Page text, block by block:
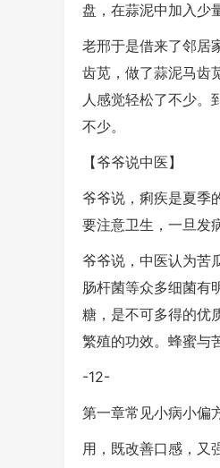
盘，在蒜泥中加入少
老邢于是借来了邻居
齿苋，做了蒜泥马齿
人感觉轻松了不少。
不少。
【爷爷说中医】
爷爷说，痢疾是夏季
要注意卫生，一旦发
爷爷说，中医认为苦
肠杆菌等众多细菌有
糖，是不可多得的优
繁殖的功效。蜂蜜与
-12-
第一章常见小病小偏
用，既改善口感，又